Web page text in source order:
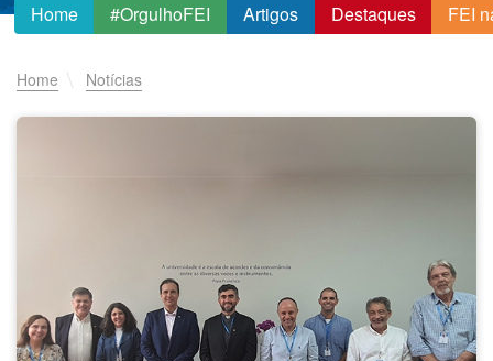
Home #OrgulhoFEI Artigos Destaques FEI
Home Notícias